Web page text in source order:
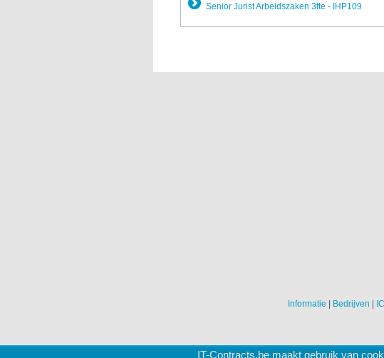
IT-Contracts.be maakt gebruik van
Senior Jurist Arbeidszak­en 3fte - IHP109
Informatie Bedrijven